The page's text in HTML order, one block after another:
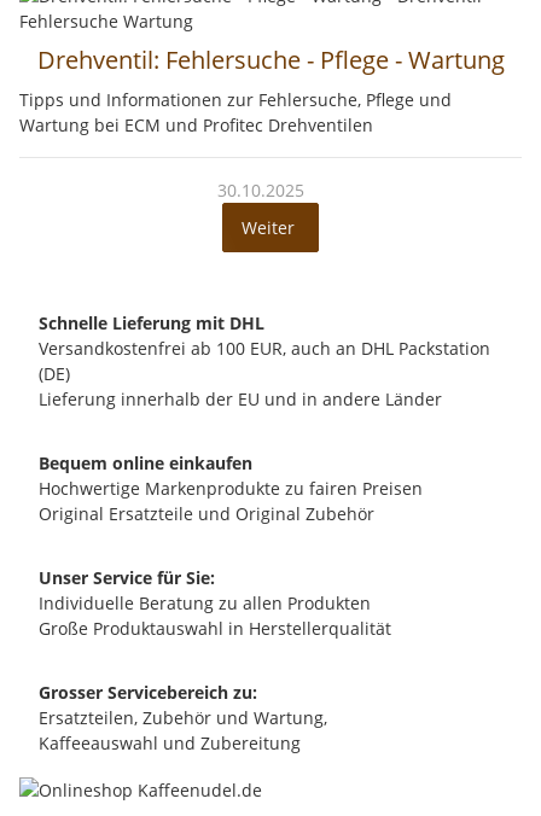
Drehventil: Fehlersuche - Pflege - Wartung
Tipps und Informationen zur Fehlersuche, Pflege und
Wartung bei ECM und Profitec Drehventilen
30.10.2025
Weiter
Schnelle Lieferung mit DHL
Versandkostenfrei ab 100 EUR, auch an DHL Packstation
(DE)
Lieferung innerhalb der EU und in andere Länder
Bequem online einkaufen
Hochwertige Markenprodukte zu fairen Preisen
Original Ersatzteile und Original Zubehör
Unser Service für Sie:
Individuelle Beratung zu allen Produkten
Große Produktauswahl in Herstellerqualität
Grosser Servicebereich zu:
Ersatzteilen, Zubehör und Wartung,
Kaffeeauswahl und Zubereitung